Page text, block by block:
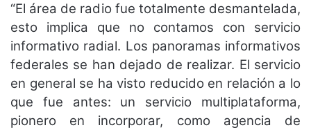
“El área de radio fue totalmente desmantelada,
esto implica que no contamos con servicio
informativo radial. Los panoramas informativos
federales se han dejado de realizar. El servicio
en general se ha visto reducido en relación a lo
que fue antes: un servicio multiplataforma,
pionero en incorporar, como agencia de